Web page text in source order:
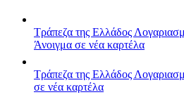
Τράπεζα της Ελλάδος
Άνοιγμα σε νέα καρτέλα
Τράπεζα της Ελλάδος
σε νέα καρτέλα